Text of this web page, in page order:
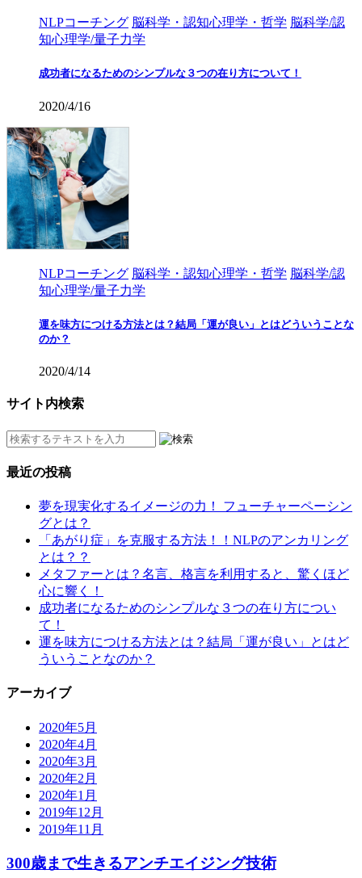
NLPコーチング 脳科学・認知心理学・哲学 脳科学/認
知心理学/量子力学
成功者になるためのシンプルな３つの在り方について！
2020/4/16
NLPコーチング 脳科学・認知心理学・哲学 脳科学/認
知心理学/量子力学
運を味方につける方法とは？結局「運が良い」とはどういうことな
のか？
2020/4/14
サイト内検索
最近の投稿
夢を現実化するイメージの力！ フューチャーペーシン
グとは？
「あがり症」を克服する方法！！NLPのアンカリング
とは？？
メタファーとは？名言、格言を利用すると、驚くほど
心に響く！
成功者になるためのシンプルな３つの在り方につい
て！
運を味方につける方法とは？結局「運が良い」とはど
ういうことなのか？
アーカイブ
2020年5月
2020年4月
2020年3月
2020年2月
2020年1月
2019年12月
2019年11月
300歳まで生きるアンチエイジング技術